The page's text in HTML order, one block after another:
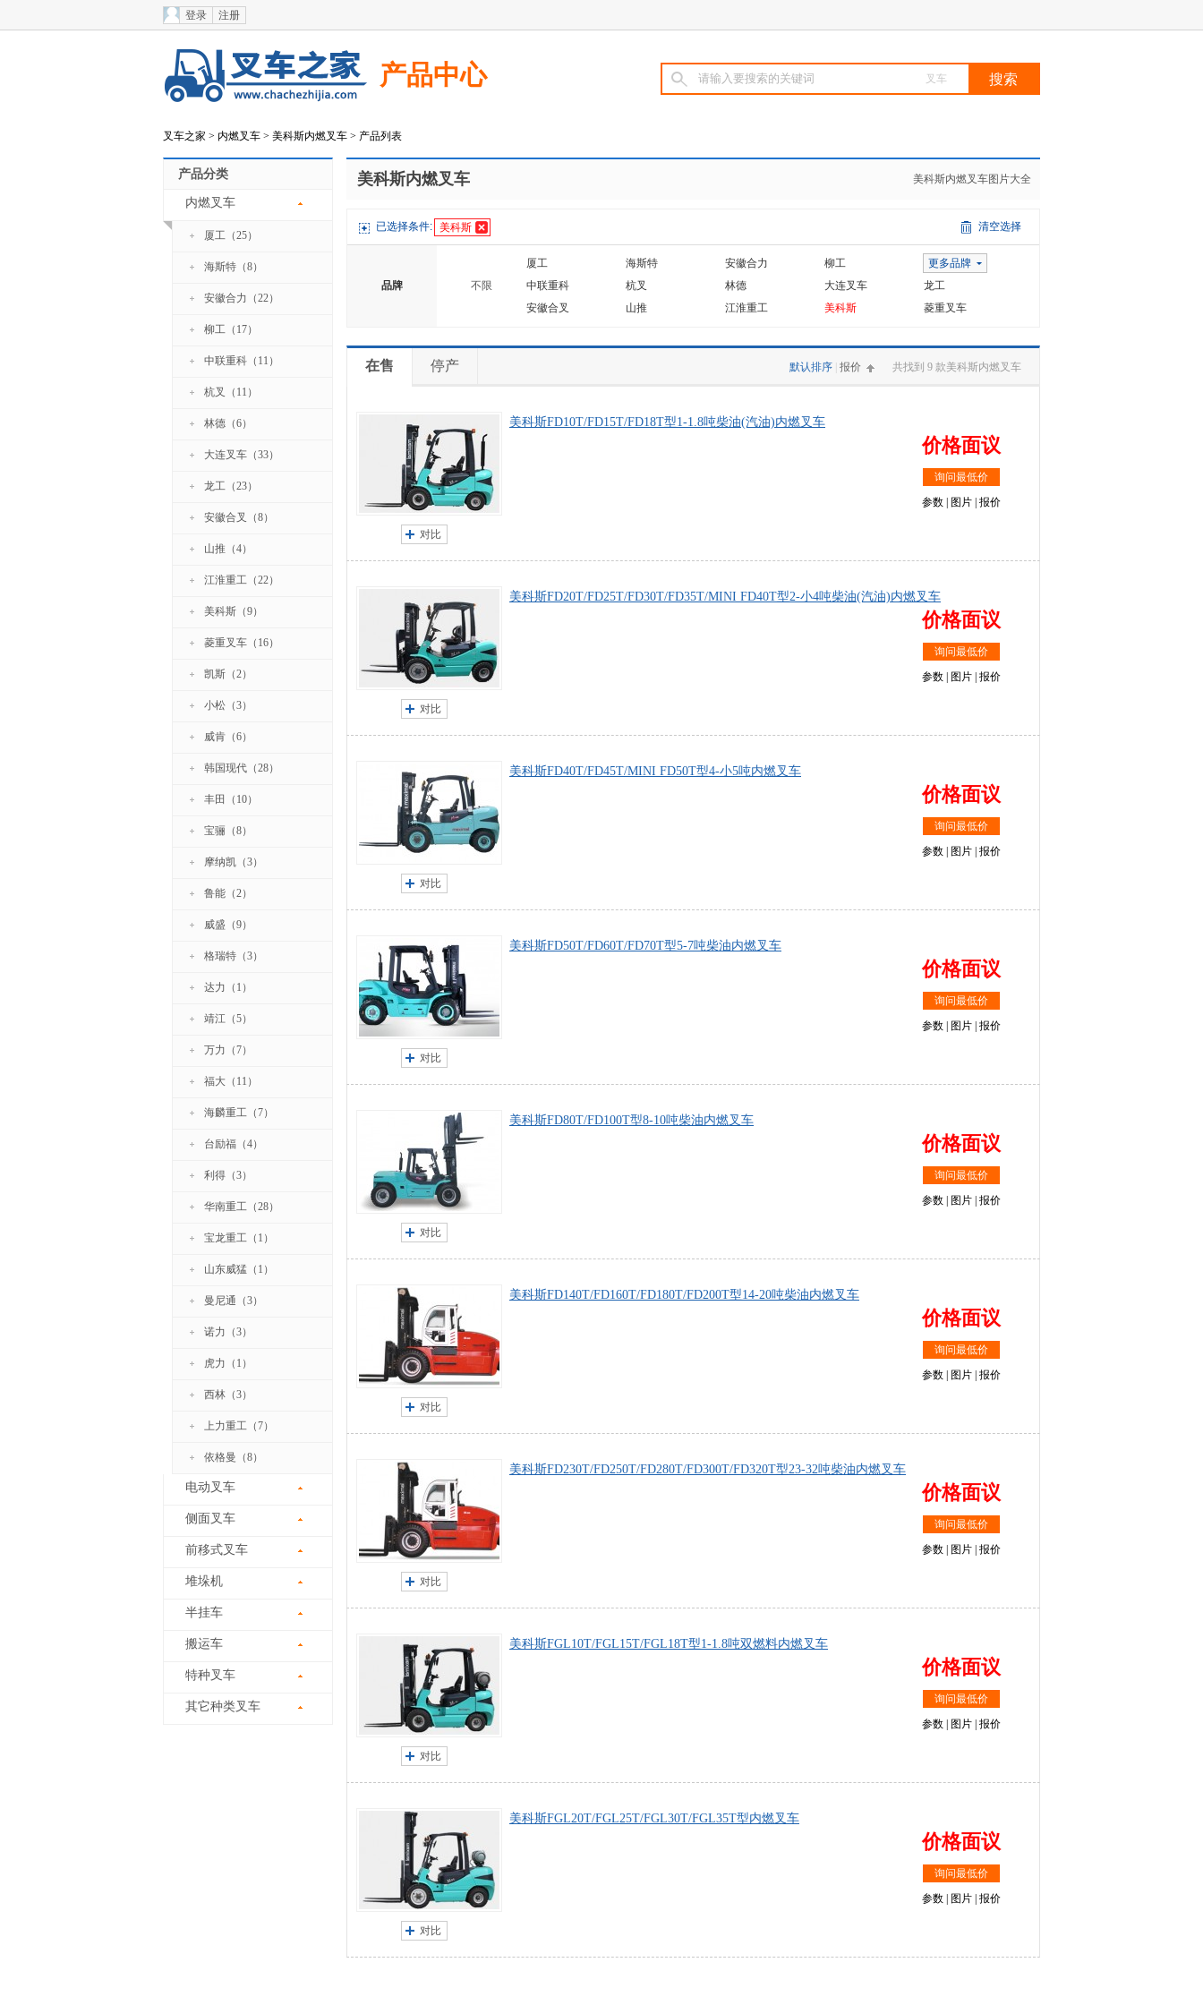
登录 注册
产品中心 叉车
叉车之家 > 内燃叉车 > 美科斯内燃叉车 > 产品列表
产品分类
内燃叉车
厦工（25）
海斯特（8）
安徽合力（22）
柳工（17）
中联重科（11）
杭叉（11）
林德（6）
大连叉车（33）
龙工（23）
安徽合叉（8）
山推（4）
江淮重工（22）
美科斯（9）
菱重叉车（16）
凯斯（2）
小松（3）
威肯（6）
韩国现代（28）
丰田（10）
宝骊（8）
摩纳凯（3）
鲁能（2）
威盛（9）
格瑞特（3）
达力（1）
靖江（5）
万力（7）
福大（11）
海麟重工（7）
台励福（4）
利得（3）
华南重工（28）
宝龙重工（1）
山东威猛（1）
曼尼通（3）
诺力（3）
虎力（1）
西林（3）
上力重工（7）
依格曼（8）
电动叉车
侧面叉车
前移式叉车
堆垛机
半挂车
搬运车
特种叉车
其它种类叉车
美科斯内燃叉车 美科斯内燃叉车图片大全
已选择条件: 美科斯 清空选择
品牌 不限
厦工 海斯特 安徽合力
柳工
中联重科
杭叉 林德 大连叉车
龙工
安徽合叉
山推 江淮重工 美科斯
菱重叉车
福大
海麟重工
曼尼通
诺力 虎力 西林
更多品牌
在售 停产 默认排序 报价 共找到 9 款美科斯内燃叉车
对比
美科斯FD10T/FD15T/FD18T型1-1.8吨柴油(汽油)内燃叉车
价格面议
询问最低价
参数
图片 报价
对比
美科斯FD20T/FD25T/FD30T/FD35T/MINI FD40T型2-小4吨柴油(汽油)内燃叉车
价格面议
询问最低价
参数
图片 报价
对比
美科斯FD40T/FD45T/MINI FD50T型4-小5吨内燃叉车
价格面议
询问最低价
参数
图片 报价
对比
美科斯FD50T/FD60T/FD70T型5-7吨柴油内燃叉车
价格面议
询问最低价
参数
图片 报价
对比
美科斯FD80T/FD100T型8-10吨柴油内燃叉车
价格面议
询问最低价
参数
图片 报价
对比
美科斯FD140T/FD160T/FD180T/FD200T型14-20吨柴油内燃叉车
价格面议
询问最低价
参数
图片 报价
对比
美科斯FD230T/FD250T/FD280T/FD300T/FD320T型23-32吨柴油内燃叉车
价格面议
询问最低价
参数
图片 报价
对比
美科斯FGL10T/FGL15T/FGL18T型1-1.8吨双燃料内燃叉车
价格面议
询问最低价
参数
图片 报价
对比
美科斯FGL20T/FGL25T/FGL30T/FGL35T型内燃叉车
价格面议
询问最低价
参数
图片 报价